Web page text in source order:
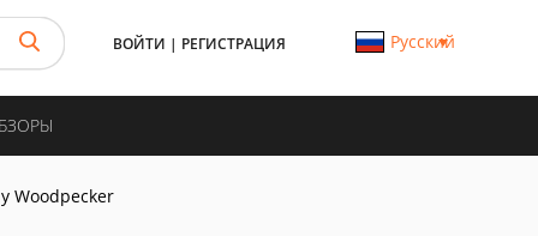
ВОЙТИ | РЕГИСТРАЦИЯ Русский
Woodpecker